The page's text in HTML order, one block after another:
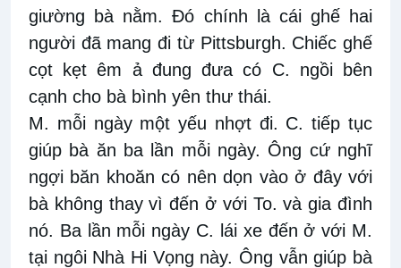
giường bà nằm. Đó chính là cái ghế hai
người đã mang đi từ Pittsburgh. Chiếc ghế
cọt kẹt êm ả đung đưa có C. ngồi bên
cạnh cho bà bình yên thư thái.
M. mỗi ngày một yếu nhợt đi. C. tiếp tục
giúp bà ăn ba lần mỗi ngày. Ông cứ nghĩ
ngợi băn khoăn có nên dọn vào ở đây với
bà không thay vì đến ở với To. và gia đình
nó. Ba lần mỗi ngày C. lái xe đến ở với M.
tại ngôi Nhà Hi Vọng này. Ông vẫn giúp bà